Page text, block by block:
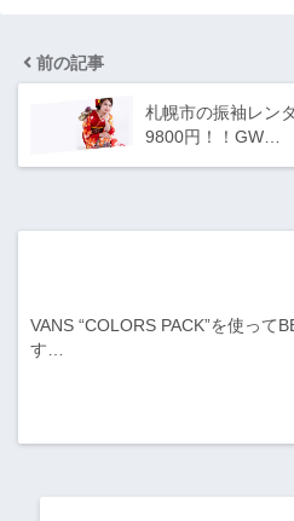
前の記事
札幌市の振袖レン
9800円！！GW…
VANS “COLORS PACK”を使って
す…